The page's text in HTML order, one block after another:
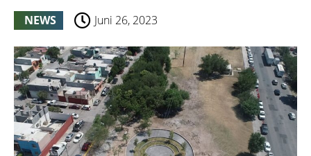
NEWS Juni 26, 2023